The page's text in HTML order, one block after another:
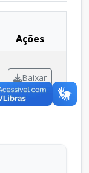
Ações
Baixar